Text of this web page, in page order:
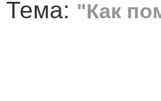
Тема: "Как